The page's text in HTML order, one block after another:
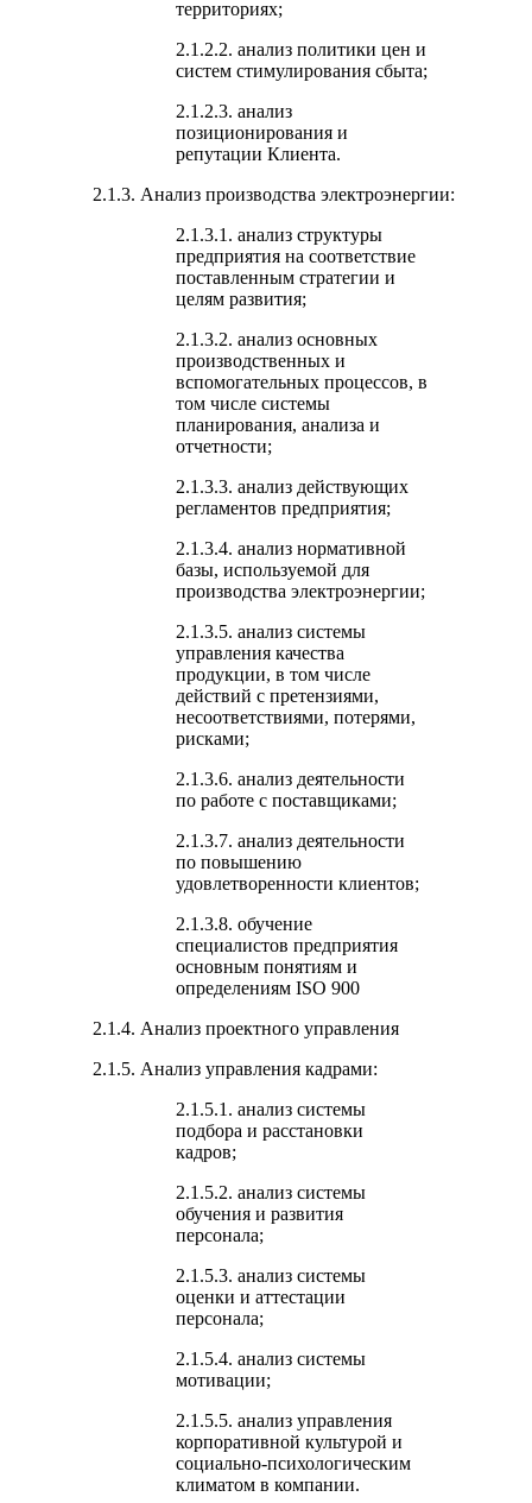
территориях;
2.1.2.2. анализ политики цен и
систем стимулирования сбыта;
2.1.2.3. анализ
позиционирования и
репутации Клиента.
2.1.3. Анализ производства электроэнергии:
2.1.3.1. анализ структуры
предприятия на соответствие
поставленным стратегии и
целям развития;
2.1.3.2. анализ основных
производственных и
вспомогательных процессов, в
том числе системы
планирования, анализа и
отчетности;
2.1.3.3. анализ действующих
регламентов предприятия;
2.1.3.4. анализ нормативной
базы, используемой для
производства электроэнергии;
2.1.3.5. анализ системы
управления качества
продукции, в том числе
действий с претензиями,
несоответствиями, потерями,
рисками;
2.1.3.6. анализ деятельности
по работе с поставщиками;
2.1.3.7. анализ деятельности
по повышению
удовлетворенности клиентов;
2.1.3.8. обучение
специалистов предприятия
основным понятиям и
определениям ISO 900
2.1.4. Анализ проектного управления
2.1.5. Анализ управления кадрами:
2.1.5.1. анализ системы
подбора и расстановки
кадров;
2.1.5.2. анализ системы
обучения и развития
персонала;
2.1.5.3. анализ системы
оценки и аттестации
персонала;
2.1.5.4. анализ системы
мотивации;
2.1.5.5. анализ управления
корпоративной культурой и
социально-психологическим
климатом в компании.